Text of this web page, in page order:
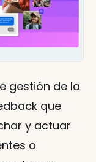
gestión de la
que
y actuar
o